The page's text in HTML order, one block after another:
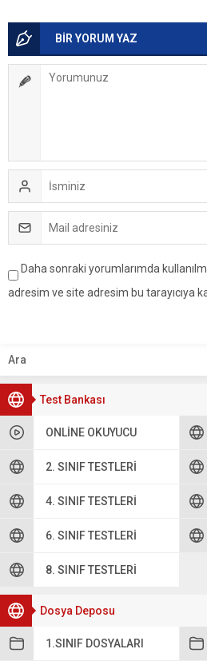
Test Bankası
ONLINE OKUYUCU
2. SINIF TESTLERI
4. SINIF TESTLERI
6. SINIF TESTLERI
8. SINIF TESTLERI
Dosya Deposu
1.SINIF DOSYALARI
BİR YORUM YAZ
Daha sonraki yorumlarımda
adresim ve site adresim bu tarayıcıya